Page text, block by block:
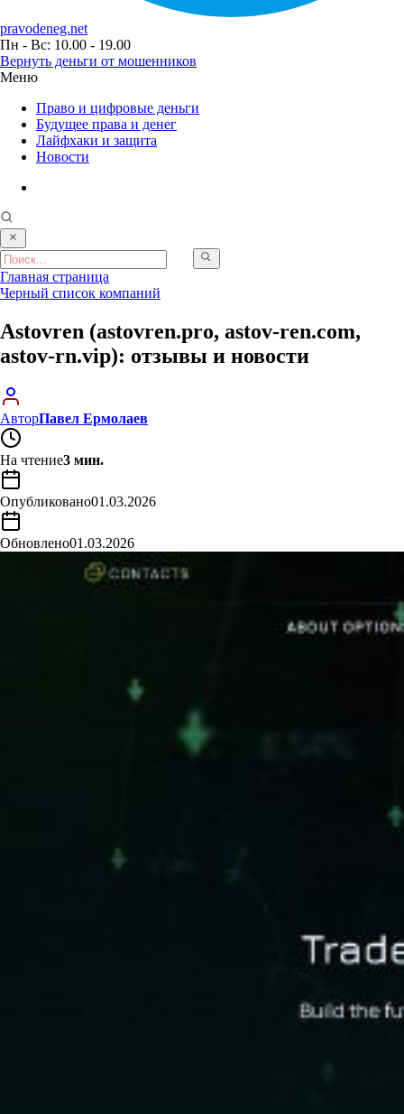
pravodeneg.net
Пн - Вс: 10.00 - 19.00
Вернуть деньги от мошенников
Меню
Право и цифровые деньги
Будущее права и денег
Лайфхаки и защита
Новости
Главная страница
Черный список компаний
Astovren (astovren.pro, astov-ren.com,
astov-rn.vip): отзывы и новости
АвторПавел Ермолаев
На чтение3 мин.
Опубликовано01.03.2026
Обновлено01.03.2026